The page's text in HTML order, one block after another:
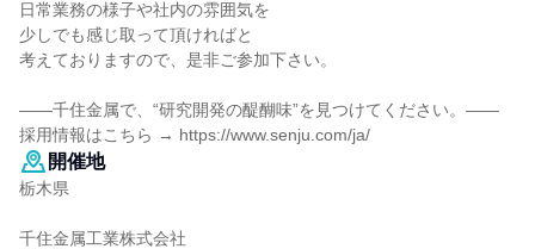
日常業務の様子や社内の雰囲気を
少しでも感じ取って頂ければと
考えておりますので、是非ご参加下さい。
――千住金属で、“研究開発の醍醐味”を見つけてください。――
採用情報はこちら → https://www.senju.com/ja/
開催地
栃木県
千住金属工業株式会社